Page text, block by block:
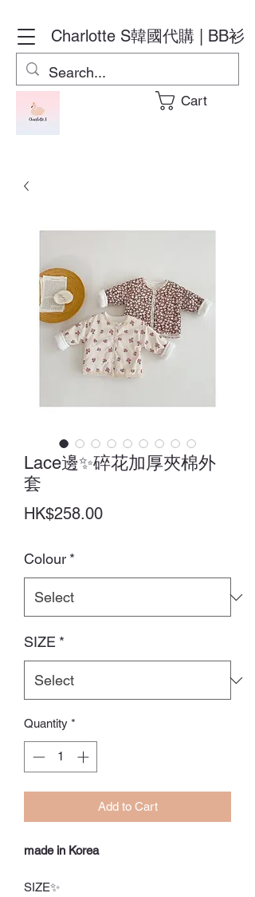
Charlotte S韓國代購 | BB衫
Cart
Lace邊✨碎花加厚夾棉外
套
HK$258.00Price
Colour *
SIZE *
Quantity *
Add to Cart
made in Korea
SIZE✨